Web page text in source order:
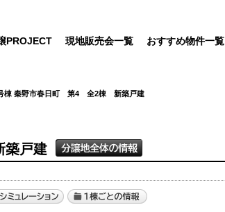
PROJECT 現地販売会一覧 おすすめ物件一覧
棟 秦野市春日町 第4 全2棟 新築戸建
戸建